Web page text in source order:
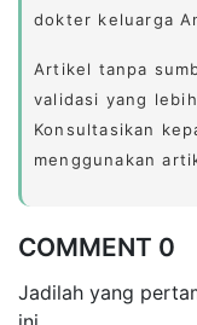
dokter keluarga
Artikel tanpa
validasi yang
Konsultasikan
menggunakan
COMMENT 0
Jadilah yang